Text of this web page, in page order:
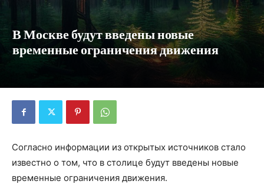
В Москве будут введены новые
временные ограничения движения
Согласно информации из открытых источников стало
известно о том, что в столице будут введены новые
временные ограничения движения.